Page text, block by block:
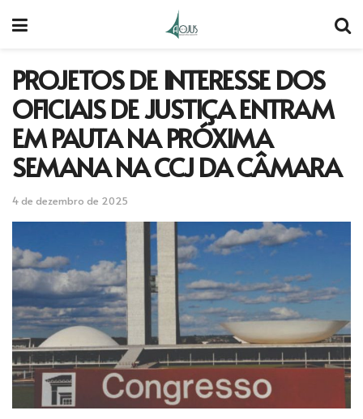
PROJETOS DE INTERESSE DOS
OFICIAIS DE JUSTIÇA ENTRAM
EM PAUTA NA PRÓXIMA
SEMANA NA CCJ DA CÂMARA
4 de dezembro de 2025